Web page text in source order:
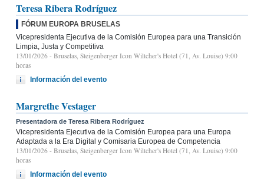
Teresa Ribera Rodríguez
FÓRUM EUROPA BRUSELAS
Vicepresidenta Ejecutiva de la Comisión Europea para una Transición
Limpia, Justa y Competitiva
13/01/2026 - Bruselas, Steigenberger Icon Wiltcher's Hotel (71, Av. Louise) 9:00
horas
Información del evento
Margrethe Vestager
Presentadora de Teresa Ribera Rodríguez
Vicepresidenta Ejecutiva de la Comisión Europea para una Europa
Adaptada a la Era Digital y Comisaria Europea de Competencia
13/01/2026 - Bruselas, Steigenberger Icon Wiltcher's Hotel (71, Av. Louise) 9:00
horas
Información del evento